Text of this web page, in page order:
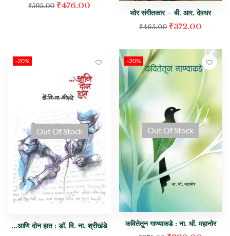
₹595.00 ₹476.00
थोर संगीतकार – बी. आर. देवधर
₹465.00 ₹372.00
-20%
Out Of Stock
…आणि दोन हात : डॉ. वि. ना. श्रीखंडे
-20%
Out Of Stock
कवितेतून गाण्याकडे : ना. धों. महानोर